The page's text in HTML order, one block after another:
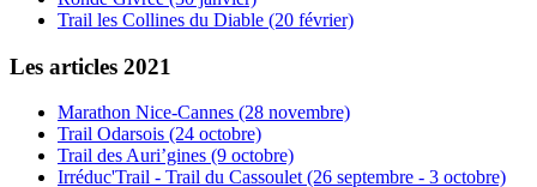
Trail les Collines du Diable (20 février)
Les articles 2021
Marathon Nice-Cannes (28 novembre)
Trail Odarsois (24 octobre)
Trail des Auri’gines (9 octobre)
Irréduc'Trail - Trail du Cassoulet (26 septembre - 3 octobre)